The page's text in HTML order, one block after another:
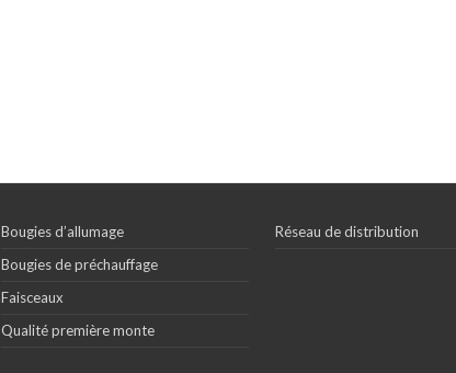
Bougies d’allumage
Bougies de préchauffage
Faisceaux
Qualité première monte
Réseau de distribution